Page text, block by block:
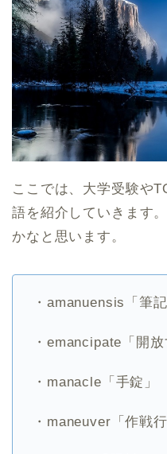
ここでは、大学受験や
語を紹介していきます
かなと思います。
・amanuensis「筆記
・emancipate「開放
・manacle「手錠」
・maneuver「作戦行